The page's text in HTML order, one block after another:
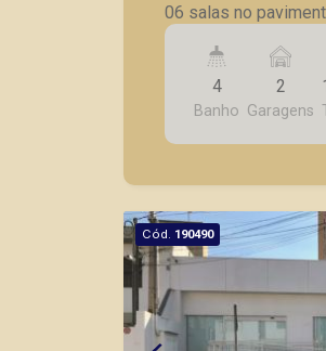
06 salas no pavimento
banheiros, sendo 02
Recepção; - Cozinha; - Refeitório; -
Depósito; - 02 vagas de garagem
frontais e rotativas. A Piramid tem
como objetivo
mesmo nos
cidade de Ribeirão
4
Banho
2
Garagens
Cód. 190490